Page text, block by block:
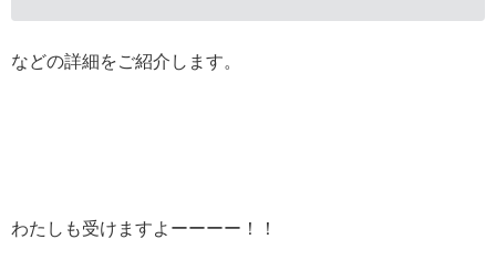
などの詳細をご紹介します。
わたしも受けますよーーーー！！